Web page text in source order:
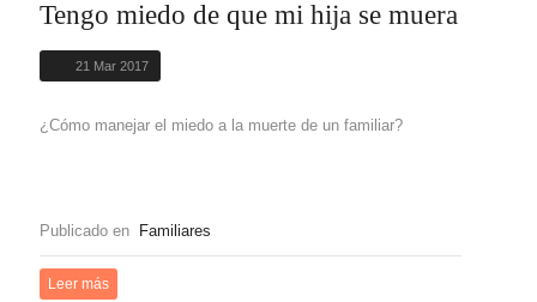
Tengo miedo de que mi hija se muera
21 Mar 2017
¿Cómo manejar el miedo a la muerte de un familiar?
Publicado en Familiares
Leer más